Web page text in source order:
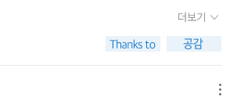
고 한 적도 없는데 왜 혼자 안달하고 혼자 애
만들까?다 자기 만족일 뿐인데 나는 하나
다.착하기만 한 사람. 뭔가 책임을 느끼고 하
리를 가족이란 굴레에서 영원히 벗어나게
눈에 띈다. 머물지 않은 방, 아니, 머물지 않
한 방일 것이다. 자신이 선택할 수 없었던 팸
인으로서 머물러 있었던 학창시절. 지독히
자가 한 가정의 가장으로 살아가는 현재, 그
라는 것이 작가들의 삶을 뛰어넘을 수 없다
들의 대부분에 그녀의 삶이 투영되어 있다
불화하며 그네들의 삶을 미국인들의 언저리
을 내는 일 모두 자기 힘으로 할 수 있다는 걸
가 싫었다. 그래서 결국 네빈과 결혼하기
부모, 함께 한 역사가 좋으면서도 또 그것이
더보기